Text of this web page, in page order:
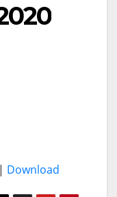
Download